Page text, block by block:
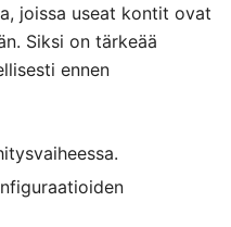
joissa useat kontit ovat
Siksi on tärkeää
ennen